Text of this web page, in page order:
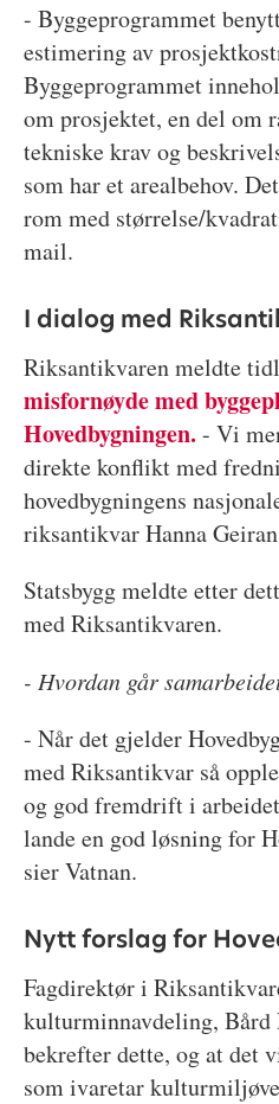
- Byggeprogrammet
estimering av
Byggeprogrammet
om prosjektet, en del om
tekniske krav og
som har et arealbehov.
rom med størrelse/
mail.
I dialog med
Riksantikvaren meldte
misfornøyde med
Hovedbygningen. - Vi
direkte konflikt med
hovedbygningens
riksantikvar Hanna
Statsbygg meldte etter
med Riksantikvaren.
- Hvordan går
- Når det gjelder
med Riksantikvar så
og god fremdrift i
lande en god løsning for
sier Vatnan.
Nytt forslag for
Fagdirektør i
kulturminnavdeling, Bård
bekrefter dette, og at det
som ivaretar